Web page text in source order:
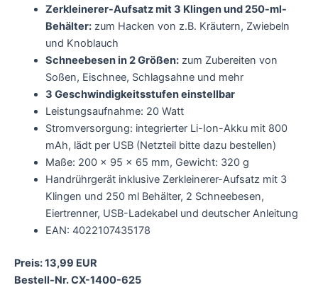
Zerkleinerer-Aufsatz mit 3 Klingen und 250-ml-
Behälter:zum Hacken von z.B. Kräutern, Zwiebeln
und Knoblauch
Schneebesen in 2 Größen:zum Zubereiten von
Soßen, Eischnee, Schlagsahne und mehr
3 Geschwindigkeitsstufen einstellbar
Leistungsaufnahme: 20 Watt
Stromversorgung: integrierter Li-Ion-Akku mit 800
mAh, lädt per USB (Netzteil bitte dazu bestellen)
Maße: 200 x 95 x 65 mm, Gewicht: 320 g
Handrührgerät inklusive Zerkleinerer-Aufsatz mit 3
Klingen und 250 ml Behälter, 2 Schneebesen,
Eiertrenner, USB-Ladekabel und deutscher Anleitung
EAN: 4022107435178
Preis: 13,99 EUR
Bestell-Nr. CX-1400-625